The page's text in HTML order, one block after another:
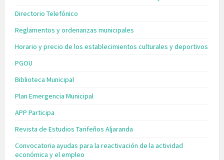
Directorio Telefónico
Reglamentos y ordenanzas municipales
Horario y precio de los establecimientos culturales y deportivos
PGOU
Biblioteca Municipal
Plan Emergencia Municipal
APP Participa
Revista de Estudios Tarifeños Aljaranda
Convocatoria ayudas para la reactivación de la actividad
económica y el empleo